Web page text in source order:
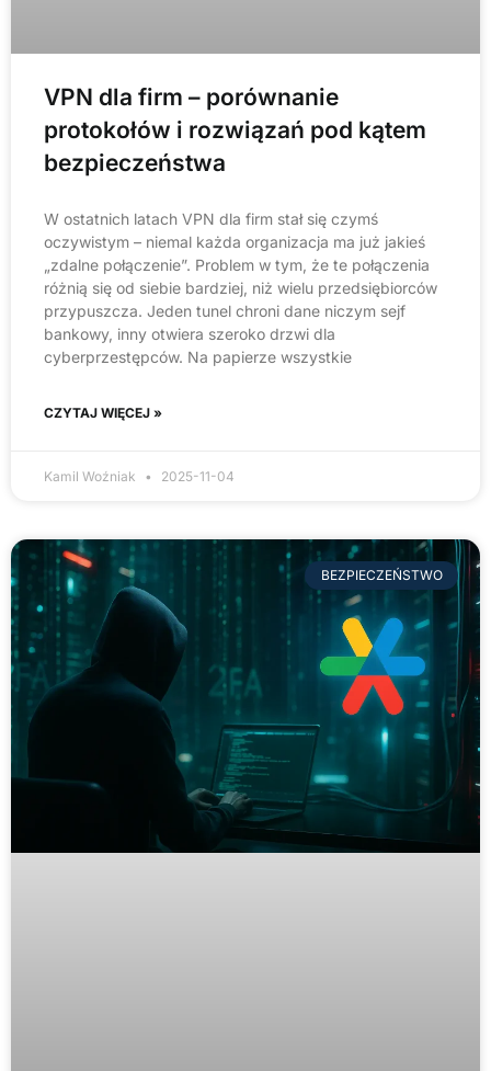
VPN dla firm – porównanie
protokołów i rozwiązań pod kątem
bezpieczeństwa
W ostatnich latach VPN dla firm stał się czymś
oczywistym – niemal każda organizacja ma już jakieś
„zdalne połączenie”. Problem w tym, że te połączenia
różnią się od siebie bardziej, niż wielu przedsiębiorców
przypuszcza. Jeden tunel chroni dane niczym sejf
bankowy, inny otwiera szeroko drzwi dla
cyberprzestępców. Na papierze wszystkie
CZYTAJ WIĘCEJ »
Kamil Woźniak 2025-11-04
BEZPIECZEŃSTWO